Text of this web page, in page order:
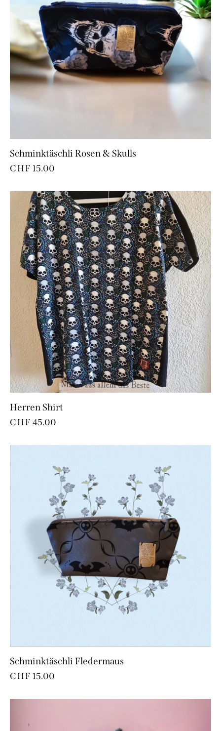
Schminktäschli Rosen & Skulls
CHF 15.00
Herren Shirt
CHF 45.00
Schminktäschli Fledermaus
CHF 15.00